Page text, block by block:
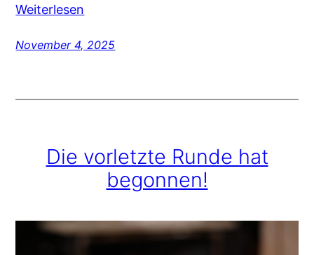
Weiterlesen
November 4, 2025
Die vorletzte Runde hat
begonnen!